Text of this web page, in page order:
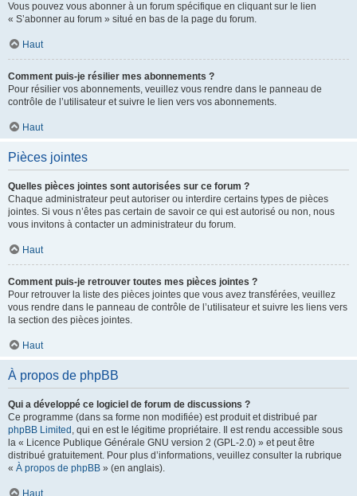
Vous pouvez vous abonner à un forum spécifique en cliquant sur le lien
« S’abonner au forum » situé en bas de la page du forum.
Haut
Comment puis-je résilier mes abonnements ?
Pour résilier vos abonnements, veuillez vous rendre dans le panneau de
contrôle de l’utilisateur et suivre le lien vers vos abonnements.
Haut
Pièces jointes
Quelles pièces jointes sont autorisées sur ce forum ?
Chaque administrateur peut autoriser ou interdire certains types de pièces
jointes. Si vous n’êtes pas certain de savoir ce qui est autorisé ou non, nous
vous invitons à contacter un administrateur du forum.
Haut
Comment puis-je retrouver toutes mes pièces jointes ?
Pour retrouver la liste des pièces jointes que vous avez transférées, veuillez
vous rendre dans le panneau de contrôle de l’utilisateur et suivre les liens vers
la section des pièces jointes.
Haut
À propos de phpBB
Qui a développé ce logiciel de forum de discussions ?
Ce programme (dans sa forme non modifiée) est produit et distribué par
phpBB Limited , qui en est le légitime propriétaire. Il est rendu accessible sous
la « Licence Publique Générale GNU version 2 (GPL-2.0) » et peut être
distribué gratuitement. Pour plus d’informations, veuillez consulter la rubrique
« À propos de phpBB » (en anglais).
Haut